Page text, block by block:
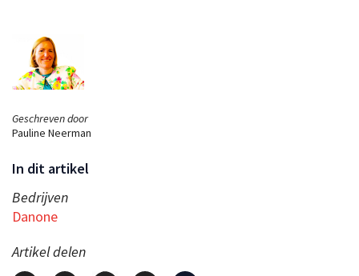
Geschreven door
Pauline Neerman
In dit artikel
Bedrijven
Danone
Artikel delen